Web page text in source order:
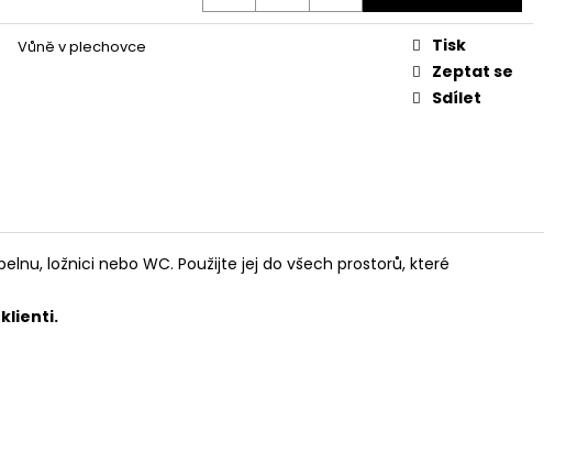
Vůně v plechovce
Tisk
Zeptat se
Sdílet
ložnici nebo WC. Použijte jej do všech prostorů, které